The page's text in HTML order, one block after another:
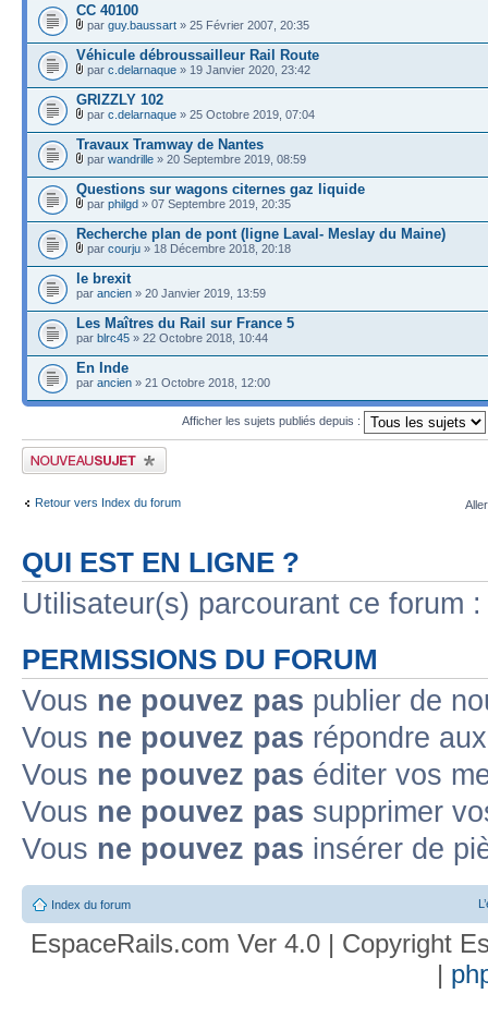
CC 40100
par guy.baussart » 25 Février 2007, 20:35
Véhicule débroussailleur Rail Route
par c.delarnaque » 19 Janvier 2020, 23:42
GRIZZLY 102
par c.delarnaque » 25 Octobre 2019, 07:04
Travaux Tramway de Nantes
par wandrille » 20 Septembre 2019, 08:59
Questions sur wagons citernes gaz liquide
par philgd » 07 Septembre 2019, 20:35
Recherche plan de pont (ligne Laval- Meslay du Maine)
par courju » 18 Décembre 2018, 20:18
le brexit
par ancien » 20 Janvier 2019, 13:59
Les Maîtres du Rail sur France 5
par blrc45 » 22 Octobre 2018, 10:44
En Inde
par ancien » 21 Octobre 2018, 12:00
Afficher les sujets publiés depuis :
Publier un nouveau sujet
Retour vers Index du forum
QUI EST EN LIGNE ?
Utilisateur(s) parcourant ce forum
PERMISSIONS DU FORUM
Vous ne pouvez pas publier de
Vous ne pouvez pas répondre
Vous ne pouvez pas éditer vos
Vous ne pouvez pas supprimer
Vous ne pouvez pas insérer de
Index du forum
EspaceRails.com Ver 4.0 | Copyright
|